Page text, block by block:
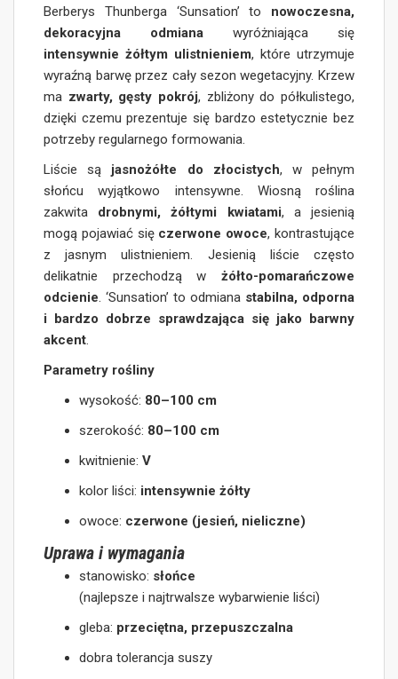
Berberys Thunberga ‘Sunsation’ to nowoczesna,
dekoracyjna odmiana wyróżniająca się
intensywnie żółtym ulistnieniem, które utrzymuje
wyraźną barwę przez cały sezon wegetacyjny. Krzew
ma zwarty, gęsty pokrój, zbliżony do półkulistego,
dzięki czemu prezentuje się bardzo estetycznie bez
potrzeby regularnego formowania.
Liście są jasnożółte do złocistych, w pełnym
słońcu wyjątkowo intensywne. Wiosną roślina
zakwita drobnymi, żółtymi kwiatami, a jesienią
mogą pojawiać się czerwone owoce, kontrastujące
z jasnym ulistnieniem. Jesienią liście często
delikatnie przechodzą w żółto-pomarańczowe
odcienie. ‘Sunsation’ to odmiana stabilna, odporna
i bardzo dobrze sprawdzająca się jako barwny
akcent.
Parametry rośliny
wysokość: 80–100 cm
szerokość: 80–100 cm
kwitnienie:V
kolor liści: intensywnie żółty
owoce: czerwone (jesień, nieliczne)
Uprawa i wymagania
stanowisko: słońce
(najlepsze i najtrwalsze wybarwienie liści)
gleba: przeciętna, przepuszczalna
dobra tolerancja suszy